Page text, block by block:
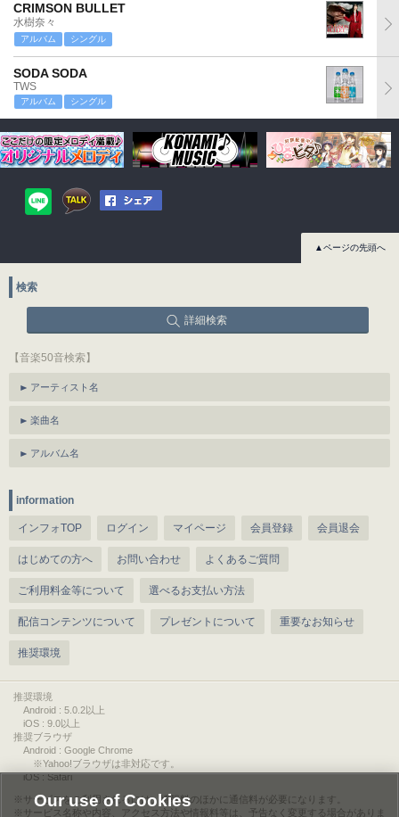
CRIMSON BULLET
水樹奈々
アルバム シングル
SODA SODA
TWS
アルバム シングル
▲ページの先頭へ
検索
詳細検索
【音楽50音検索】
アーティスト名
楽曲名
アルバム名
information
インフォTOP ログイン マイページ 会員登録 会員退会
はじめての方へ お問い合わせ よくあるご質問
ご利用料金等について 選べるお支払い方法
配信コンテンツについて プレゼントについて 重要なお知らせ
推奨環境
推奨環境
Android : 5.0.2以上
iOS : 9.0以上
推奨ブラウザ
Android : Google Chrome
※Yahoo!ブラウザは非対応です。
iOS : Safari
サービスをご利用されるには、情報料のほかに通信料が必要になります。
サービス名称や内容、アクセス方法や情報料等は、予告なく変更する場合がありま
Our use of Cookies